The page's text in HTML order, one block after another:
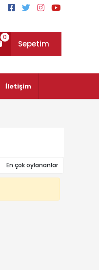
Sepetim
0
İletişim
En çok oylananlar